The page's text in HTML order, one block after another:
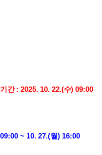
간: 2025. 10. 22.(수) 09:00
~ 10. 27.(월) 16:00